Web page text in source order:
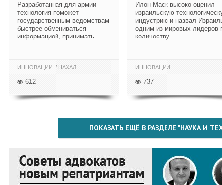
Разработанная для армии
технология поможет
государственным ведомствам
быстрее обмениваться
информацией, принимать...
ИННОВАЦИИ ЦАХАЛ
612
Илон Маск высоко оценил
израильскую
индустрию и назвал
одним из мировых лидеров
количеству...
ИННОВАЦИИ
737
ПОКАЗАТЬ ЕЩЁ В РАЗДЕЛЕ "НАУКА И